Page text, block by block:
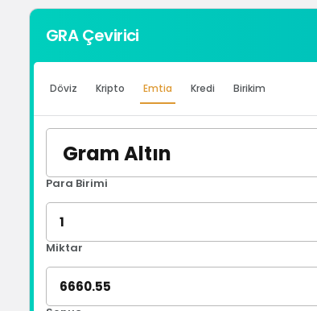
GRA Çevirici
Döviz Kripto Emtia Kredi Birikim
Para Birimi
Miktar